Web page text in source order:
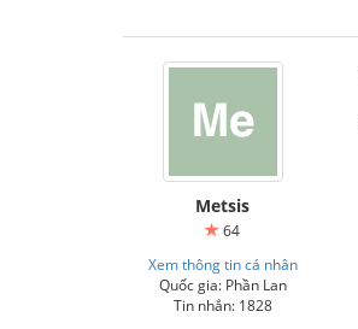
Metsis
64
Xem thông tin cá nhân
Quốc gia: Phần Lan
Tin nhắn: 1828